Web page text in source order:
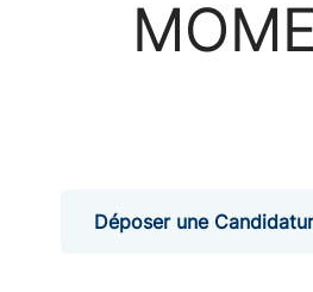
Déposer une